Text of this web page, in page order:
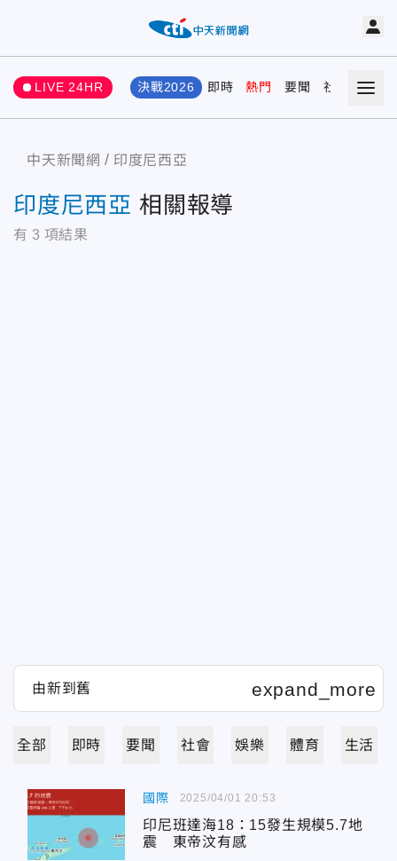
LIVE 24HR 決戰2026 即時 熱門 要聞 社會 娛樂
中天新聞網 印度尼西亞
印度尼西亞 相關報導
有 3 項結果
全部 即時 要聞 社會 娛樂 體育 生活
國際
印尼班達海18：15發生規模5.7地
震 東帝汶有感
2025/04/01 20:53